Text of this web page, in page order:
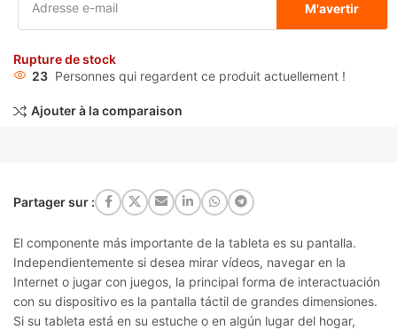
M'avertir
Rupture de stock
23 Personnes qui regardent ce produit actuellement !
Ajouter à la comparaison
Partager sur :
El componente más importante de la tableta es su pantalla.
Independientemente si desea mirar vídeos, navegar en la
Internet o jugar con juegos, la principal forma de interactuación
con su dispositivo es la pantalla táctil de grandes dimensiones.
Si su tableta está en su estuche o en algún lugar del hogar,